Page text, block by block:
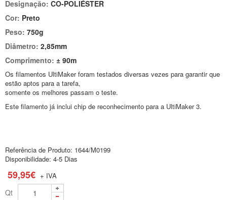
Designação: CO-POLIÉSTER
Cor: Preto
Peso: 750g
Diâmetro: 2,85mm
Comprimento: ± 90m
Os filamentos UltiMaker foram testados diversas vezes para garantir que
estão aptos para a tarefa,
somente os melhores passam o teste.
Este filamento já inclui chip de reconhecimento para a UltiMaker 3.
Referência de Produto: 1644/M0199
Disponibilidade: 4-5 Dias
59,95€ + IVA
Qt